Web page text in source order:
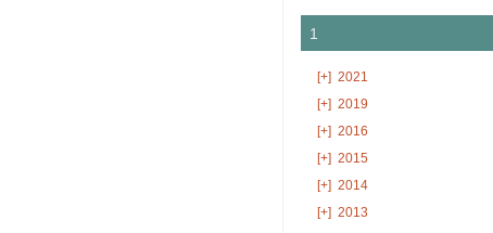
1
[+] 2021
[+] 2019
[+] 2016
[+] 2015
[+] 2014
[+] 2013